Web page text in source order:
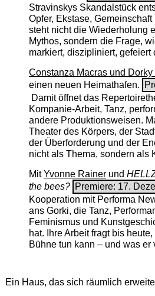
Stravinskys Skandalstück
Opfer, Ekstase,
steht nicht die Wiederholung
Mythos, sondern die Frage,
markiert, diszipliniert, gefeiert
Constanza Macras und Dorky
einen neuen Heimathafen.
Damit öffnet das
Kompanie-Arbeit, Tanz,
andere Produktionsweisen.
Theater des Körpers, der
der Überforderung und der
nicht als Thema, sondern als
MitYvonne Rainerund
the bees? Premiere: 17.
Kooperation mit Performa
ans Gorki, die Tanz,
Feminismus und
hat. Ihre Arbeit fragt bis
Bühne tun kann – und was er
Ein Haus, das sich räumlich